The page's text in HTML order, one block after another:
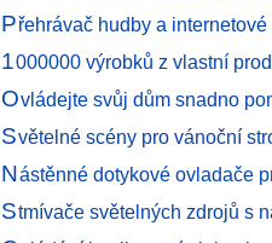
Přehrávač hudby a
1000000 výrobků z vlastní
Ovládejte svůj dům snadno
Světelné scény pro vánoční
Nástěnné dotykové ovladače
Stmívače světelných zdrojů s